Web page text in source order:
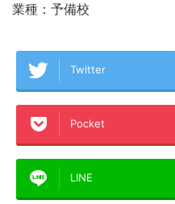
業種：予備校
Twitter
Pocket
LINE